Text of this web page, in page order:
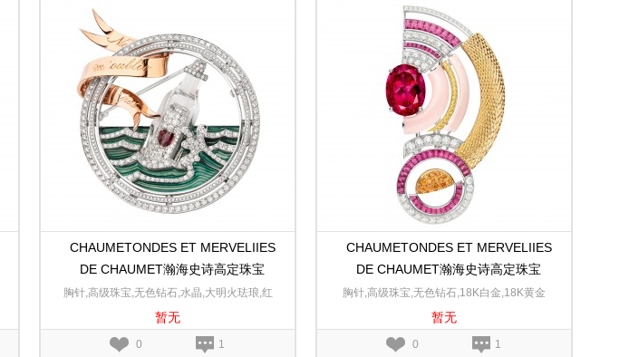
CHAUMETONDES ET MERVELIIES
DE CHAUMET瀚海史诗高定珠宝
Encres澜海爱印白金、玫瑰金和黄金可
转换胸针
胸针,高级珠宝,无色钻石,水晶,大明火珐琅,红
宝石,18K黄金,18K玫瑰金,18K白金
暂无
0 1
CHAUMETONDES ET MERVELIIES
DE CHAUMET瀚海史诗高定珠宝
Sous le Soleil幻日耀阳黄金和白金胸针
胸针,高级珠宝,无色钻石,18K白金,18K黄金
暂无
0 1